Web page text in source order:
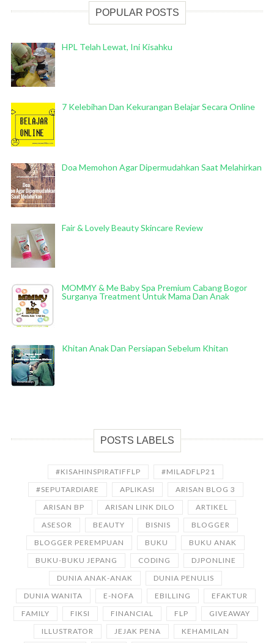
POPULAR POSTS
HPL Telah Lewat, Ini Kisahku
7 Kelebihan Dan Kekurangan Belajar Secara Online
Doa Memohon Agar Dipermudahkan Saat Melahirkan
Fair & Lovely Beauty Skincare Review
MOMMY & Me Baby Spa Premium Cabang Bogor
Surganya Treatment Untuk Mama Dan Anak
Khitan Anak Dan Persiapan Sebelum Khitan
POSTS LABELS
#KISAHINSPIRATIFFLP
#MILADFLP21
#SEPUTARDIARE
APLIKASI
ARISAN BLOG 3
ARISAN BP
ARISAN LINK DILO
ARTIKEL
ASESOR
BEAUTY BISNIS
BLOGGER
BLOGGER PEREMPUAN
BUKU
BUKU ANAK
BUKU-BUKU JEPANG
CODING
DJPONLINE
DUNIA ANAK-ANAK
DUNIA PENULIS
DUNIA WANITA
E-NOFA EBILLING
EFAKTUR
FAMILY
FIKSI FINANCIAL FLP
GIVEAWAY
ILLUSTRATOR
JEJAK PENA
KEHAMILAN